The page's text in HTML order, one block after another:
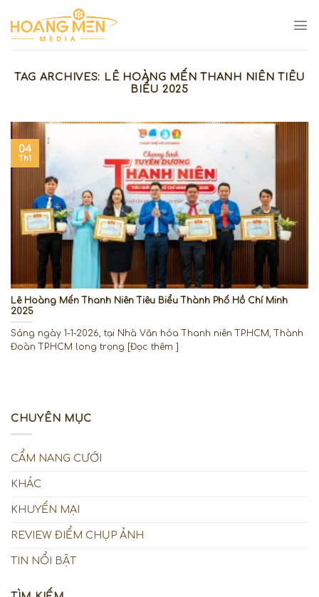
content
TAG ARCHIVES: LÊ HOÀNG MẾN THANH NIÊN TIÊU
BIỂU 2025
Lê Hoàng Mến Thanh Niên Tiêu Biểu Thành Phố Hồ Chí Minh
2025
Sáng ngày 1-1-2026, tại Nhà Văn hóa Thanh niên TP.HCM, Thành
Đoàn TP.HCM long trọng [Đọc thêm ]
04
Th1
CHUYÊN MỤC
CẨM NANG CƯỚI
KHÁC
KHUYẾN MẠI
REVIEW ĐIỂM CHỤP ẢNH
TIN NỔI BẬT